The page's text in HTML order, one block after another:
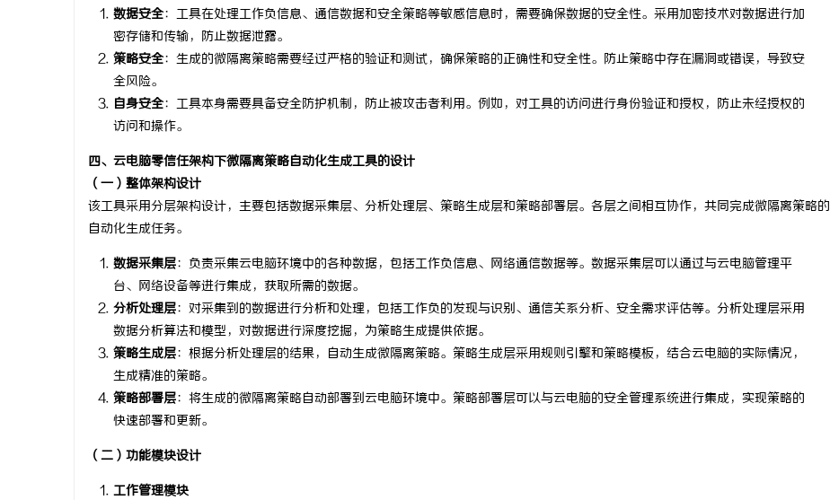
数据安全：工具在处理工作负信息、通信数据和安全策略等敏感信息时，需要确保数据的安全性。采用加密技术对数据进行加
密存储和传输，防止数据泄露。
策略安全：生成的微隔离策略需要经过严格的验证和测试，确保策略的正确性和安全性。防止策略中存在漏洞或错误，导致安
全风险。
自身安全：工具本身需要具备安全防护机制，防止被攻击者利用。例如，对工具的访问进行身份验证和授权，防止未经授权的
访问和操作。
四、云电脑零信任架构下微隔离策略自动化生成工具的设计
（一）整体架构设计
该工具采用分层架构设计，主要包括数据采集层、分析处理层、策略生成层和策略部署层。各层之间相互协作，共同完成微隔离策略的
自动化生成任务。
数据采集层：负责采集云电脑环境中的各种数据，包括工作负信息、网络通信数据等。数据采集层可以通过与云电脑管理平
台、网络设备等进行集成，获取所需的数据。
分析处理层：对采集到的数据进行分析和处理，包括工作负的发现与识别、通信关系分析、安全需求评估等。分析处理层采用
数据分析算法和模型，对数据进行深度挖掘，为策略生成提供依据。
策略生成层：根据分析处理层的结果，自动生成微隔离策略。策略生成层采用规则引擎和策略模板，结合云电脑的实际情况，
生成精准的策略。
策略部署层：将生成的微隔离策略自动部署到云电脑环境中。策略部署层可以与云电脑的安全管理系统进行集成，实现策略的
快速部署和更新。
（二）功能模块设计
工作管理模块